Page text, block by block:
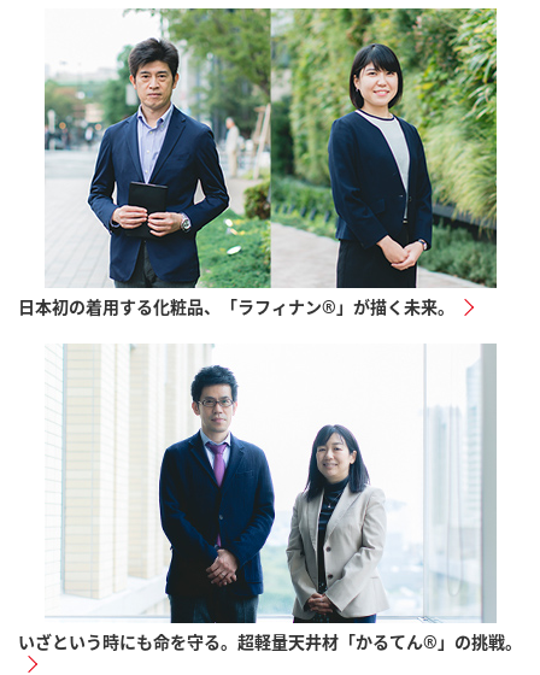
日本初の着用する化粧品、「ラフィナン®」が描く未来。
いざという時にも命を守る。超軽量天井材「かるてん®」の挑戦。